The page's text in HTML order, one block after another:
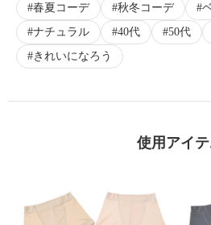
× 商品紹介
春夏コーデ 秋冬コーデ
ナチュラル
40代 50代
きれいになろう
使用アイ